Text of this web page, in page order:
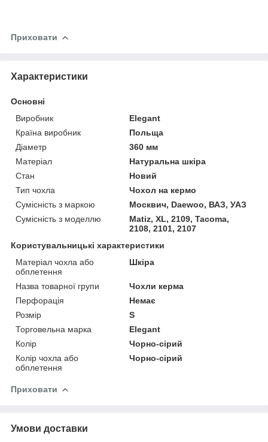
Приховати
Характеристики
Основні
Виробник
Elegant
Країна виробник
Польща
Діаметр
360 мм
Матеріал
Натуральна шкіра
Стан
Новий
Тип чохла
Чохол на кермо
Сумісність з маркою
Москвич, Daewoo, ВАЗ, УАЗ
Сумісність з моделлю
Matiz, XL, 2109, Tacoma,
2108, 2101, 2107
Користувальницькі характеристики
Матеріал чохла або
обплетення
Шкіра
Назва товарної групи
Чохли керма
Перфорація
Немає
Розмір
S
Торговельна марка
Elegant
Колір
Чорно-сірий
Колір чохла або
обплетення
Чорно-сірий
Приховати
Умови доставки